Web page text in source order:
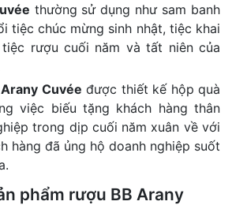
thường sử dụng như sam banh
tiệc chúc mừng sinh nhật, tiệc khai
rượu cuối năm và tất niên của
Cuvée được thiết kế hộp quà
việc biếu tặng khách hàng thân
trong dịp cuối năm xuân về với
hàng đã ủng hộ doanh nghiệp suốt
phẩm rượu BB Arany